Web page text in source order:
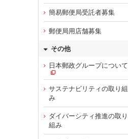
簡易郵便局受託者募集
郵便局用店舗募集
その他
日本郵政グループについて
サステナビリティの取り組
み
ダイバーシティ推進の取り
組み